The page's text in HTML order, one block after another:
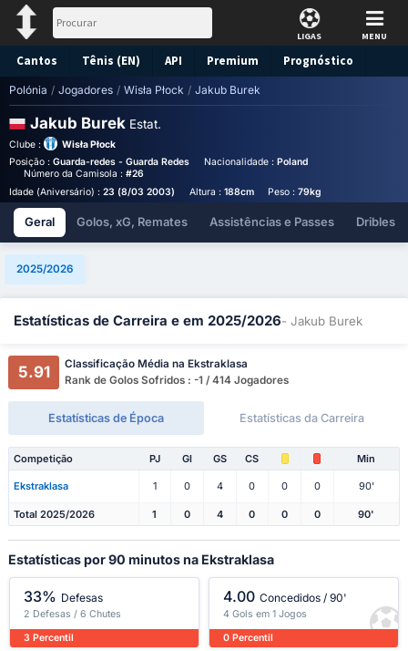
LIGAS MENU
Cantos Tênis (EN) API Premium Prognóstico
Polónia / Jogadores / Wisła Płock / Jakub Burek
Jakub Burek Estat.
Clube :
Wisła Płock
Posição : Guarda-redes - Guarda Redes Nacionalidade : Poland
Número da Camisola : #26
Idade (Aniversário) : 23 (8/03 2003) Altura : 188cm Peso :79kg
Geral Golos, xG, Remates Assistências e Passes Dribles
2025/2026
Estatísticas de Carreira e em 2025/2026- Jakub Burek
5.91
Classificação Média na Ekstraklasa
Rank de Golos Sofridos : -1 / 414 Jogadores
Estatísticas de Época Estatísticas da Carreira
Competição PJ Gl GS CS Min
Ekstraklasa 1 0 4 0 0 0 90'
Total 2025/2026 1 0 4 0 0 0 90'
Estatísticas por 90 minutos na Ekstraklasa
33% Defesas
2 Defesas / 6 Chutes
3 Percentil
4.00 Concedidos / 90'
4 Gols em 1 Jogos
0 Percentil